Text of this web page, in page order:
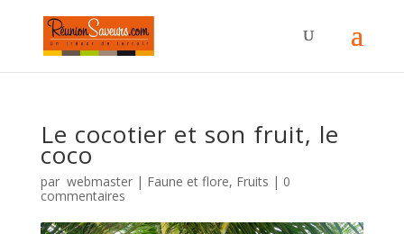
Le cocotier et son fruit, le
coco
par webmaster| Faune et flore, Fruits | 0
commentaires